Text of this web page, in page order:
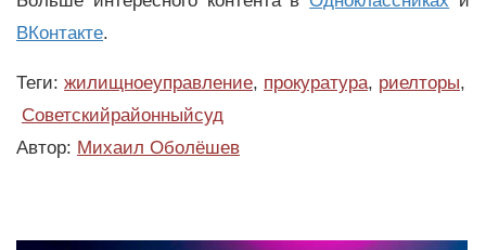
ВКонтакте.
Теги: жилищноеуправление, прокуратура, риелторы,
Советскийрайонныйсуд
Автор: Михаил Оболёшев